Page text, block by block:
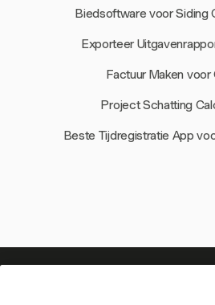
Biedsoftware voor Siding
Exporteer
Factuur Maken voor
Project Schatting
Beste Tijdregistratie App
Je tijd is het